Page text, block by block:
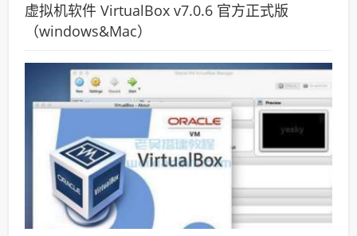
虚拟机软件 VirtualBox v7.0.6 官方正式版
（windows&Mac）